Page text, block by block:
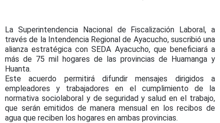
La Superintendencia Nacional de Fiscalización Laboral, a
través de la Intendencia Regional de Ayacucho, suscribió una
alianza estratégica con SEDA Ayacucho, que beneficiará a
más de 75 mil hogares de las provincias de Huamanga y
Huanta.
Este acuerdo permitirá difundir mensajes dirigidos a
empleadores y trabajadores en el cumplimiento de la
normativa sociolaboral y de seguridad y salud en el trabajo,
que serán emitidos de manera mensual en los recibos de
agua que reciben los hogares en ambas provincias.